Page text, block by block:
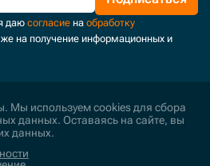
даю согласие на обработку
же на получение информационных и
Мы используем cookies для сбора
данных. Оставаясь на сайте, вы
данных.